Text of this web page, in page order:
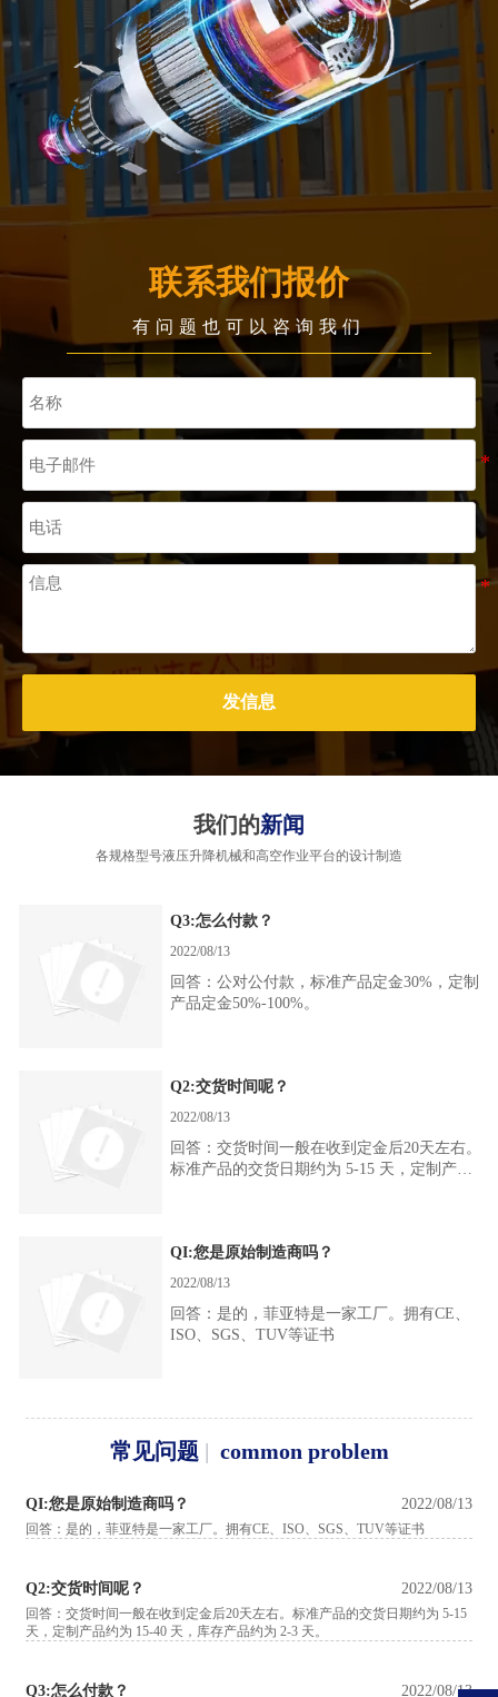
联系我们报价
有问题也可以咨询我们
发信息
我们的新闻
各规格型号液压升降机械和高空作业平台的设计制造
Q3:怎么付款？
2022/08/13
回答：公对公付款，标准产品定金30%，定制
产品定金50%-100%。
Q2:交货时间呢？
2022/08/13
回答：交货时间一般在收到定金后20天左右。
标准产品的交货日期约为 5-15 天，定制产品
QI:您是原始制造商吗？
2022/08/13
回答：是的，菲亚特是一家工厂。拥有CE、
ISO、SGS、TUV等证书
常见问题 | common problem
QI:您是原始制造商吗？ 2022/08/13
回答：是的，菲亚特是一家工厂。拥有CE、ISO、SGS、TUV等证书
Q2:交货时间呢？ 2022/08/13
回答：交货时间一般在收到定金后20天左右。标准产品的交货日期约为 5-15
天，定制产品约为 15-40 天，库存产品约为 2-3 天。
Q3:怎么付款？ 2022/08/13